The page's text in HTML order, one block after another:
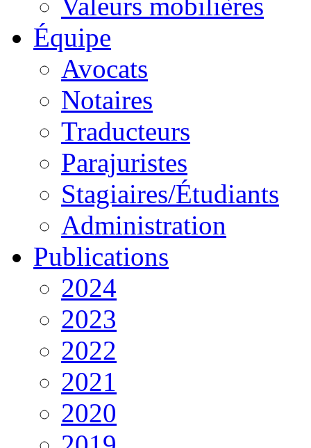
Équipe
Avocats
Notaires
Traducteurs
Parajuristes
Stagiaires/Étudiants
Administration
Publications
2024
2023
2022
2021
2020